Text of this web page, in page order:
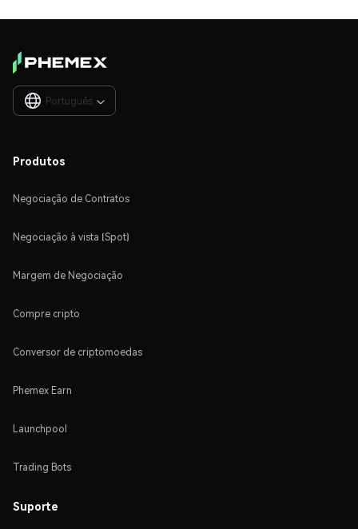
Português 
Produtos
Negociação de Contratos
Negociação à vista (Spot)
Margem de Negociação
Compre cripto
Conversor de criptomoedas
Phemex Earn
Launchpool
Trading Bots
Suporte